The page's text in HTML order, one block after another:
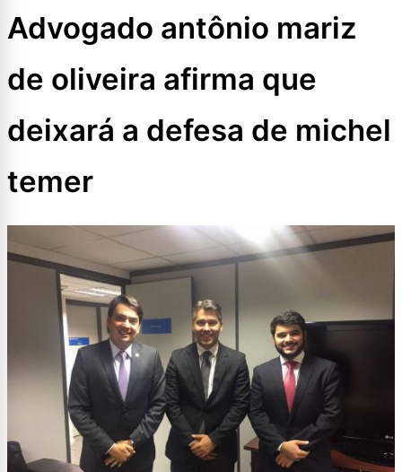
Advogado antônio mariz
de oliveira afirma que
deixará a defesa de michel
temer